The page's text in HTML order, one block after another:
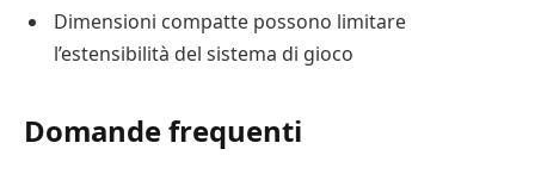
Dimensioni compatte possono limitare
l’estensibilità del sistema di gioco
Domande frequenti